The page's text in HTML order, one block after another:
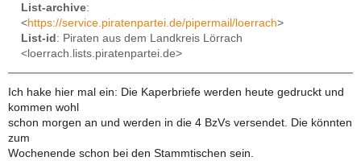
List-archive:
<https://service.piratenpartei.de/pipermail/loerrach>
List-id : Piraten aus dem Landkreis Lörrach
<loerrach.lists.piratenpartei.de>
Ich hake hier mal ein: Die Kaperbriefe werden heute gedruckt und
kommen wohl
schon morgen an und werden in die 4 BzVs versendet. Die könnten
zum
Wochenende schon bei den Stammtischen sein.